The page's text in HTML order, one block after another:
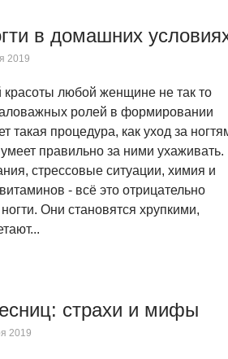
в домашних
2019
красоты любой женщине не так то
ролей в формировании
такая процедура, как уход за
правильно за ними ухаживать.
стрессовые ситуации, химия и
- всё это отрицательно
Они становятся хрупкими,
страхи и мифы
2019